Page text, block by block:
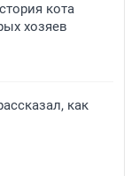
кота
хозяев
как